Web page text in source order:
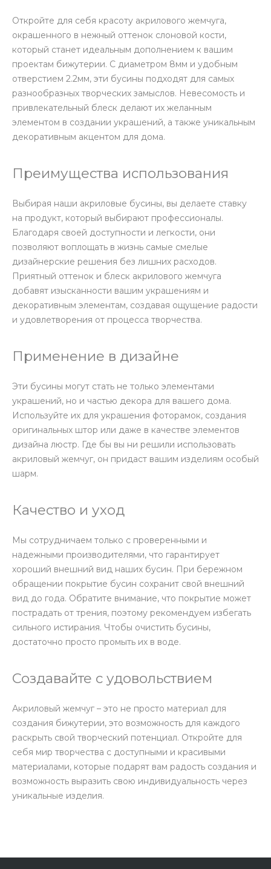
Откройте для себя красоту акрилового жемчуга,
окрашенного в нежный оттенок слоновой кости,
который станет идеальным дополнением к вашим
проектам бижутерии. С диаметром 8мм и удобным
отверстием 2.2мм, эти бусины подходят для самых
разнообразных творческих замыслов. Невесомость и
привлекательный блеск делают их желанным
элементом в создании украшений, а также уникальным
декоративным акцентом для дома.
Преимущества использования
Выбирая наши акриловые бусины, вы делаете ставку
на продукт, который выбирают профессионалы.
Благодаря своей доступности и легкости, они
позволяют воплощать в жизнь самые смелые
дизайнерские решения без лишних расходов.
Приятный оттенок и блеск акрилового жемчуга
добавят изысканности вашим украшениям и
декоративным элементам, создавая ощущение радости
и удовлетворения от процесса творчества.
Применение в дизайне
Эти бусины могут стать не только элементами
украшений, но и частью декора для вашего дома.
Используйте их для украшения фоторамок, создания
оригинальных штор или даже в качестве элементов
дизайна люстр. Где бы вы ни решили использовать
акриловый жемчуг, он придаст вашим изделиям особый
шарм.
Качество и уход
Мы сотрудничаем только с проверенными и
надежными производителями, что гарантирует
хороший внешний вид наших бусин. При бережном
обращении покрытие бусин сохранит свой внешний
вид до года. Обратите внимание, что покрытие может
пострадать от трения, поэтому рекомендуем избегать
сильного истирания. Чтобы очистить бусины,
достаточно просто промыть их в воде.
Создавайте с удовольствием
Акриловый жемчуг – это не просто материал для
создания бижутерии, это возможность для каждого
раскрыть свой творческий потенциал. Откройте для
себя мир творчества с доступными и красивыми
материалами, которые подарят вам радость создания и
возможность выразить свою индивидуальность через
уникальные изделия.